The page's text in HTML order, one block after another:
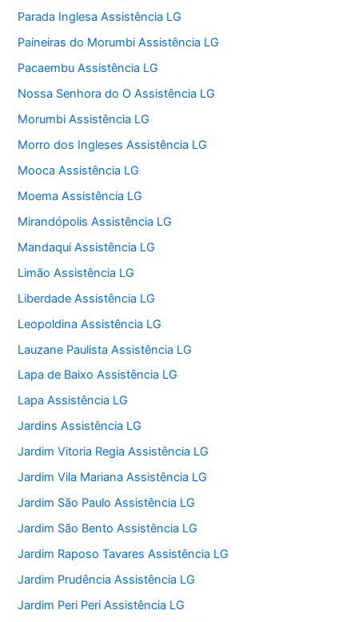
Parada Inglesa Assistência LG
Paineiras do Morumbi Assistência LG
Pacaembu Assistência LG
Nossa Senhora do O Assistência LG
Morumbi Assistência LG
Morro dos Ingleses Assistência LG
Mooca Assistência LG
Moema Assistência LG
Mirandópolis Assistência LG
Mandaqui Assistência LG
Limão Assistência LG
Liberdade Assistência LG
Leopoldina Assistência LG
Lauzane Paulista Assistência LG
Lapa de Baixo Assistência LG
Lapa Assistência LG
Jardins Assistência LG
Jardim Vitoria Regia Assistência LG
Jardim Vila Mariana Assistência LG
Jardim São Paulo Assistência LG
Jardim São Bento Assistência LG
Jardim Raposo Tavares Assistência LG
Jardim Prudência Assistência LG
Jardim Peri Peri Assistência LG